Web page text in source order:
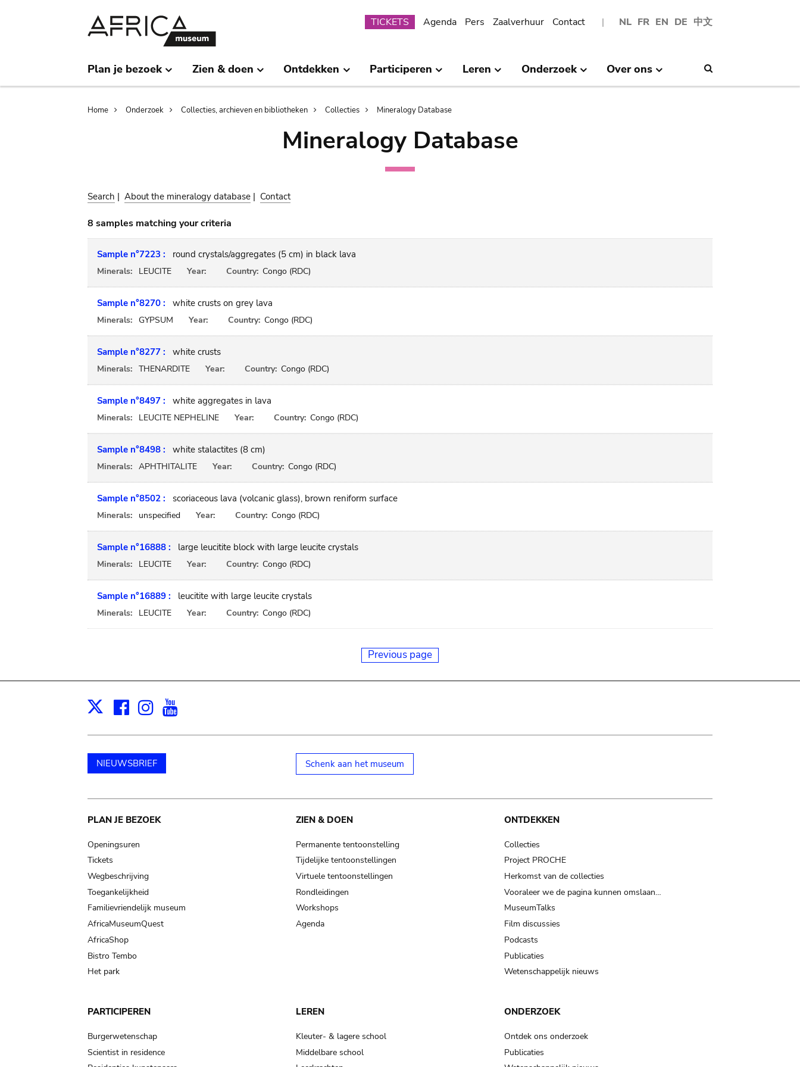
NL FR EN DE 中文
Submenu
TICKETS Agenda Pers Zaalverhuur Contact
Plan je bezoek Zien & doen Ontdekken Participeren Leren Onderzoek Over ons
Breadcrumb
Home Onderzoek Collecties, archieven en bibliotheken Collecties Mineralogy Database
Mineralogy Database
Search | About the mineralogy database | Contact
8 samples matching your criteria
Sample n°7223 : round crystals/aggregates (5 cm) in black lava
Minerals: LEUCITE Year: Country: Congo (RDC)
Sample n°8270 : white crusts on grey lava
Minerals: GYPSUM Year: Country: Congo (RDC)
Sample n°8277 : white crusts
Minerals: THENARDITE Year: Country: Congo (RDC)
Sample n°8497 : white aggregates in lava
Minerals: LEUCITE NEPHELINE Year: Country: Congo (RDC)
Sample n°8498 : white stalactites (8 cm)
Minerals: APHTHITALITE Year: Country: Congo (RDC)
Sample n°8502 : scoriaceous lava (volcanic glass), brown reniform surface
Minerals: unspecified Year: Country: Congo (RDC)
Sample n°16888 : large leucitite block with large leucite crystals
Minerals: LEUCITE Year: Country: Congo (RDC)
Sample n°16889 : leucitite with large leucite crystals
Minerals: LEUCITE Year: Country: Congo (RDC)
Previous page
X Facebook
Instagram
NIEUWSBRIEF Schenk aan het museum
Main
navigation
PLAN JE BEZOEK
Openingsuren
Tickets
Wegbeschrijving
Toegankelijkheid
Familievriendelijk museum
AfricaMuseumQuest
AfricaShop
Bistro Tembo
Het park
ZIEN & DOEN
Permanente tentoonstelling
Tijdelijke tentoonstellingen
Virtuele tentoonstellingen
Rondleidingen
Workshops
Agenda
ONTDEKKEN
Collecties
Project PROCHE
Herkomst van de collecties
Vooraleer we de pagina kunnen omslaan…
MuseumTalks
Film discussies
Podcasts
Publicaties
Wetenschappelijk nieuws
PARTICIPEREN
Burgerwetenschap
Scientist in residence
LEREN
Kleuter- & lagere school
Middelbare school
ONDERZOEK
Ontdek ons onderzoek
Publicaties